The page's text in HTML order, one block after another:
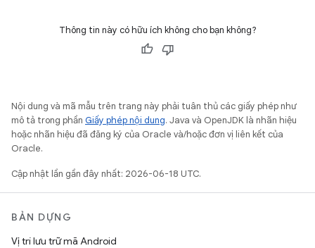
Thông tin này có hữu ích không cho bạn không?
Nội dung và mã mẫu trên trang này phải tuân thủ các giấy phép như
mô tả trong phần Giấy phép nội dung. Java và OpenJDK là nhãn hiệu
hoặc nhãn hiệu đã đăng ký của Oracle và/hoặc đơn vị liên kết của
Oracle.
Cập nhật lần gần đây nhất: 2026-06-18 UTC.
BẢN DỰNG
Vị trí lưu trữ mã Android